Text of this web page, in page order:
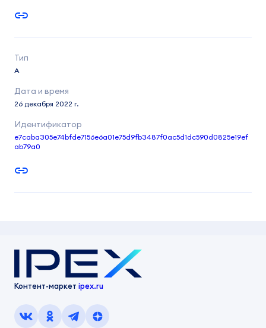
A
26 декабря 2022 г.
e7caba305e74bfde7156e6a01e75d9fb3487f0ac5d1dc590d0825e19ef
ab79a0
Контент-маркет ipex.ru